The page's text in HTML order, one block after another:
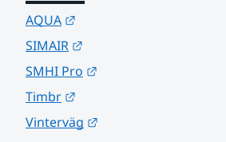
AQUA
SIMAIR
SMHI Pro
Timbr
Vinterväg